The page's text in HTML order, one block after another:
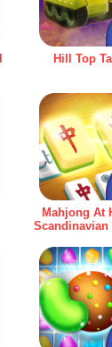
Hill Top
Mahjong At